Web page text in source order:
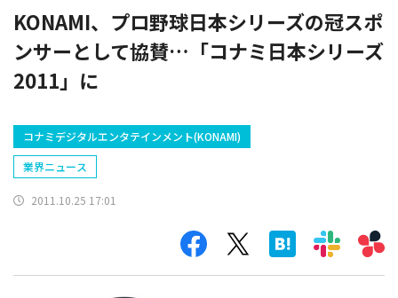
KONAMI、プロ野球日本シリーズの冠スポ
ンサーとして協賛…「コナミ日本シリーズ
2011」に
コナミデジタルエンタテインメント(KONAMI)
業界ニュース
2011.10.25 17:01